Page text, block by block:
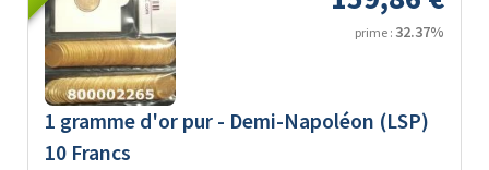
prime : 32.37%
1 gramme d'or pur - Demi-Napoléon (LSP)
10 Francs